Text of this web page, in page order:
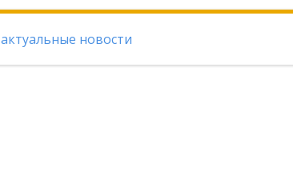
актуальные новости